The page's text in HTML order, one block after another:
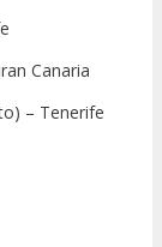
Canaria
– Tenerife